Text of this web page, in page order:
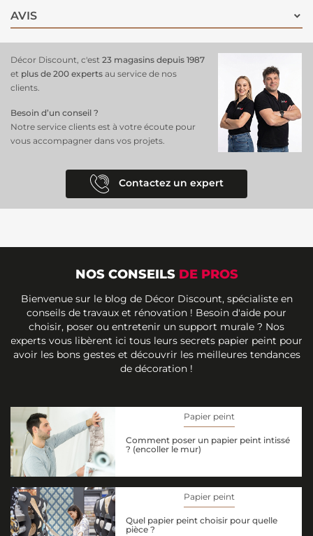
AVIS
Décor Discount, c'est 23 magasins depuis 1987
et plus de 200 experts au service de nos
clients.
Besoin d’un conseil ?
Notre service clients est à votre écoute pour
vous accompagner dans vos projets.
Contactez un expert
NOS CONSEILS DE PROS
Bienvenue sur le blog de Décor Discount, spécialiste en
conseils de travaux et rénovation ! Besoin d'aide pour
choisir, poser ou entretenir un support murale ? Nos
experts vous libèrent ici tous leurs secrets papier peint pour
avoir les bons gestes et découvrir les meilleures tendances
de décoration !
Papier peint
Comment poser un papier peint intissé
? (encoller le mur)
Papier peint
Quel papier peint choisir pour quelle
pièce ?